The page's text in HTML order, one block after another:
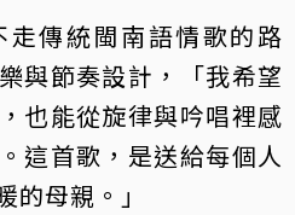
傳統閩南語情歌的路
與節奏設計，「我希望
也能從旋律與吟唱裡感
這首歌，是送給每個人
母親。」